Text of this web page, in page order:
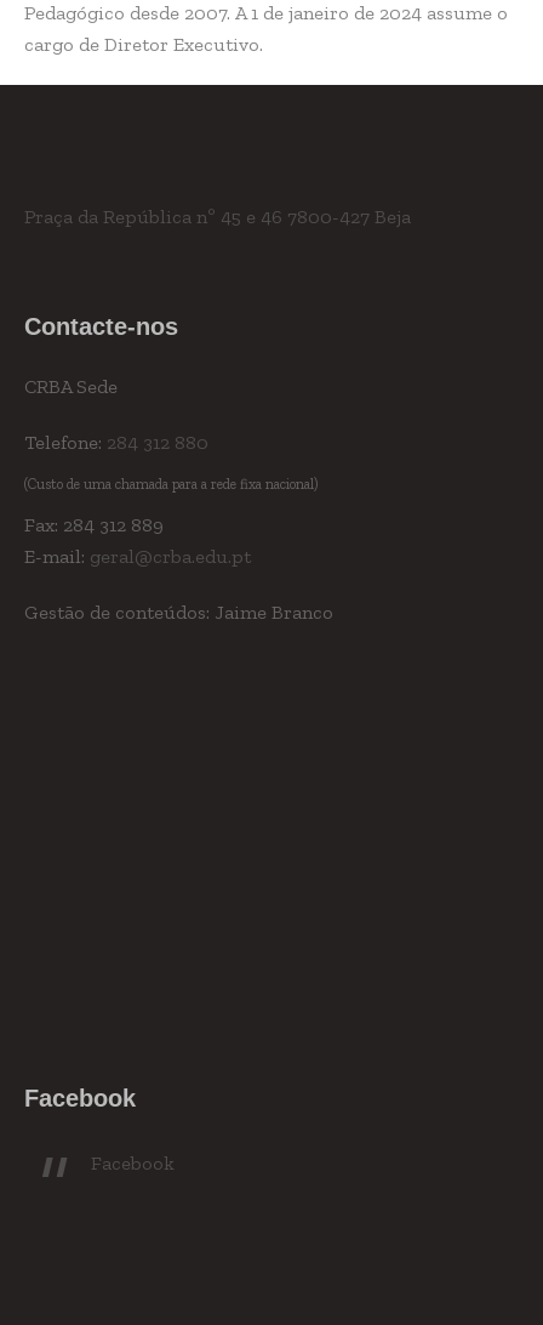
Pedagógico desde 2007. A 1 de janeiro de 2024 assume o
cargo de Diretor Executivo.
Praça da República nº 45 e 46 7800-427 Beja
Contacte-nos
CRBA Sede
Telefone: 284 312 880
(Custo de uma chamada para a rede fixa nacional)
Fax: 284 312 889
E-mail: geral@crba.edu.pt
Gestão de conteúdos: Jaime Branco
Facebook
Facebook